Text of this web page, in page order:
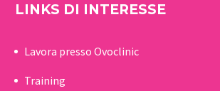
LINKS DI INTERESSE
Lavora presso Ovoclinic
Training